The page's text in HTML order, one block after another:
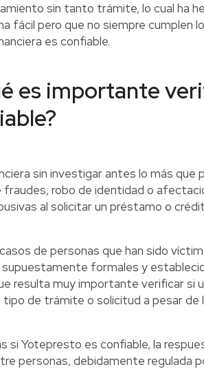
sin tanto trámite, lo cual ha
fácil pero que no siempre cumplen
es confiable.
es importante
sin investigar antes lo más
fraudes, robo de identidad o
al solicitar un préstamo o
de personas que han sido
formales y
resulta muy importante verificar si
tipo de trámite o solicitud a pesar de
si Yotepresto es confiable, la
personas, debidamente regulada